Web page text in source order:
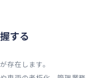
する
存在します。